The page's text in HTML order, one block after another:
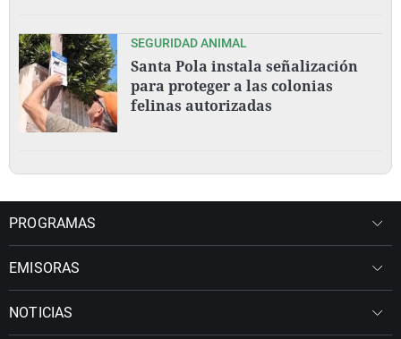
SEGURIDAD ANIMAL
Santa Pola instala señalización
para proteger a las colonias
felinas autorizadas
PROGRAMAS
EMISORAS
NOTICIAS